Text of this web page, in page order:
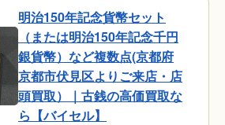
明治150年記念貨幣セット
（または明治150年記念千円
銀貨幣）など複数点(京都府
京都市伏見区よりご来店・店
頭買取）｜古銭の高価買取な
ら【バイセル】